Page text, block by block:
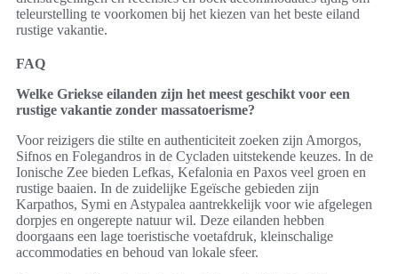
teleurstelling te voorkomen bij het kiezen van het beste eiland
rustige vakantie.
FAQ
Welke Griekse eilanden zijn het meest geschikt voor een
rustige vakantie zonder massatoerisme?
Voor reizigers die stilte en authenticiteit zoeken zijn Amorgos,
Sifnos en Folegandros in de Cycladen uitstekende keuzes. In de
Ionische Zee bieden Lefkas, Kefalonia en Paxos veel groen en
rustige baaien. In de zuidelijke Egeïsche gebieden zijn
Karpathos, Symi en Astypalea aantrekkelijk voor wie afgelegen
dorpjes en ongerepte natuur wil. Deze eilanden hebben
doorgaans een lage toeristische voetafdruk, kleinschalige
accommodaties en behoud van lokale sfeer.